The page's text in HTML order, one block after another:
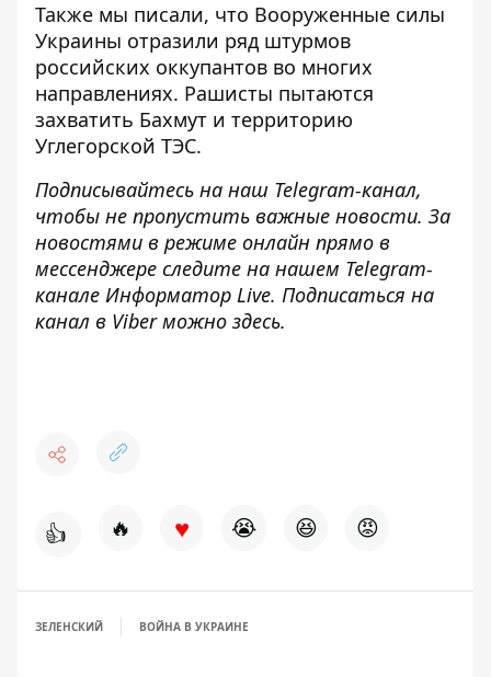
Также мы писали, что Вооруженные силы
Украины отразили ряд штурмов
российских оккупантов во многих
направлениях. Рашисты пытаются
захватить Бахмут и территорию
Углегорской ТЭС.
Подписывайтесь на наш Telegram-канал,
чтобы не пропустить важные новости. За
новостями в режиме онлайн прямо в
мессенджере следите на нашем Telegram-
канале Информатор Live. Подписаться на
канал в Viber можно здесь.
👍 🔥 ♥ 😭 😆 😡
ЗЕЛЕНСКИЙ ВОЙНА В УКРАИНЕ